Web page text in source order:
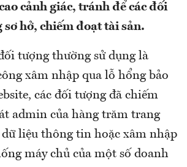
cảnh giác, tránh để các đối
hở, chiếm đoạt tài sản.
tượng thường sử dụng là
xâm nhập qua lỗ hổng bảo
các đối tượng đã chiếm
admin của hàng trăm trang
dữ liệu thông tin hoặc xâm nhập
máy chủ của một số doanh